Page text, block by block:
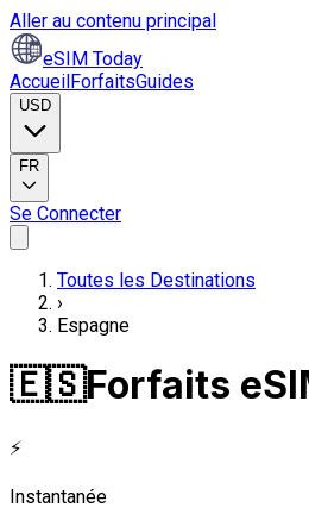
Aller au contenu principal
eSIM Today
AccueilForfaitsGuides
USD
FR
Se Connecter
Toutes les Destinations
›
Espagne
🇪🇸Forfaits
⚡
Instantanée